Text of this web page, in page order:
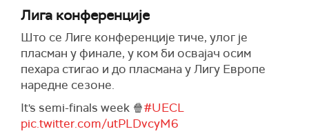
Лига конференције
Што се Лиге конференције тиче, улог је
пласман у финале, у ком би освајач осим
пехара стигао и до пласмана у Лигу Европе
наредне сезоне.
It's semi-finals week 🍿#UECL
pic.twitter.com/utPLDvcyM6